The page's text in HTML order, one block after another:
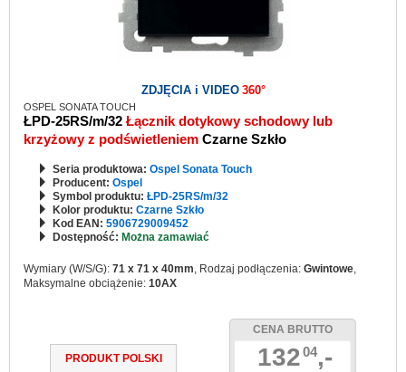
ZDJĘCIA i VIDEO 360°
OSPEL SONATA TOUCH
ŁPD-25RS/m/32 Łącznik dotykowy schodowy lub
krzyżowy z podświetleniem Czarne Szkło
Seria produktowa: Ospel Sonata Touch
Producent: Ospel
Symbol produktu: ŁPD-25RS/m/32
Kolor produktu: Czarne Szkło
Kod EAN: 5906729009452
Dostępność: Można zamawiać
Wymiary (W/S/G): 71 x 71 x 40mm, Rodzaj podłączenia: Gwintowe,
Maksymalne obciążenie: 10AX
PRODUKT POLSKI
CENA BRUTTO
13204,-